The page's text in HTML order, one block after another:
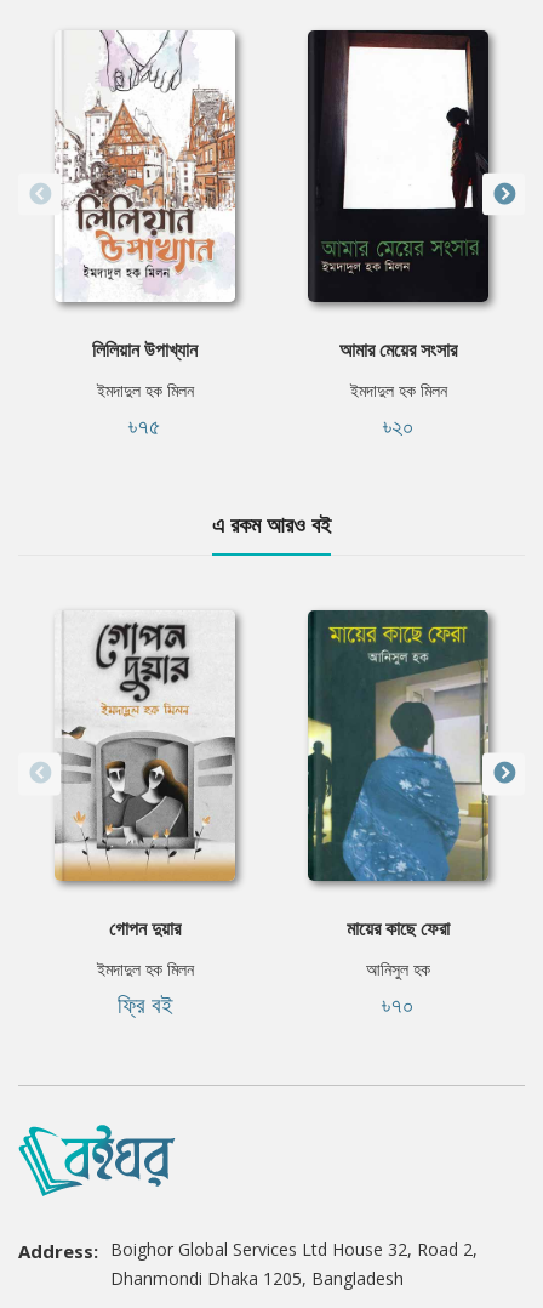
লিলিয়ান উপাখ্যান
ইমদাদুল হক মিলন
৳৭৫
আমার মেয়ের সংসার
ইমদাদুল হক মিলন
৳২০
এ রকম আরও বই
গোপন দুয়ার
ইমদাদুল হক মিলন
ফ্রি বই
মায়ের কাছে ফেরা
আনিসুল হক
৳৭০
Address: Boighor Global Services Ltd House 32, Road 2,
Dhanmondi Dhaka 1205, Bangladesh